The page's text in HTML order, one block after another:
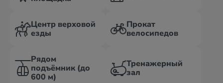
Центр верховой
езды
Прокат
велосипедов
Рядом
подъёмник (до
600 м)
Тренажерный
зал